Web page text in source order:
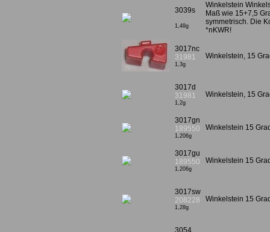
3039s
1,48g
Winkelstein
Maß wie 15+7,5
symmetrisch. Die
*nKWR!
3017nc
31981
1,3g
Winkelstein, 15
3017d
31981
1,2g
Winkelstein, 15
3017gn
189550
1,206g
Winkelstein 15
3017gu
189550
1,206g
Winkelstein 15
3017sw
208228
1,28g
Winkelstein 15